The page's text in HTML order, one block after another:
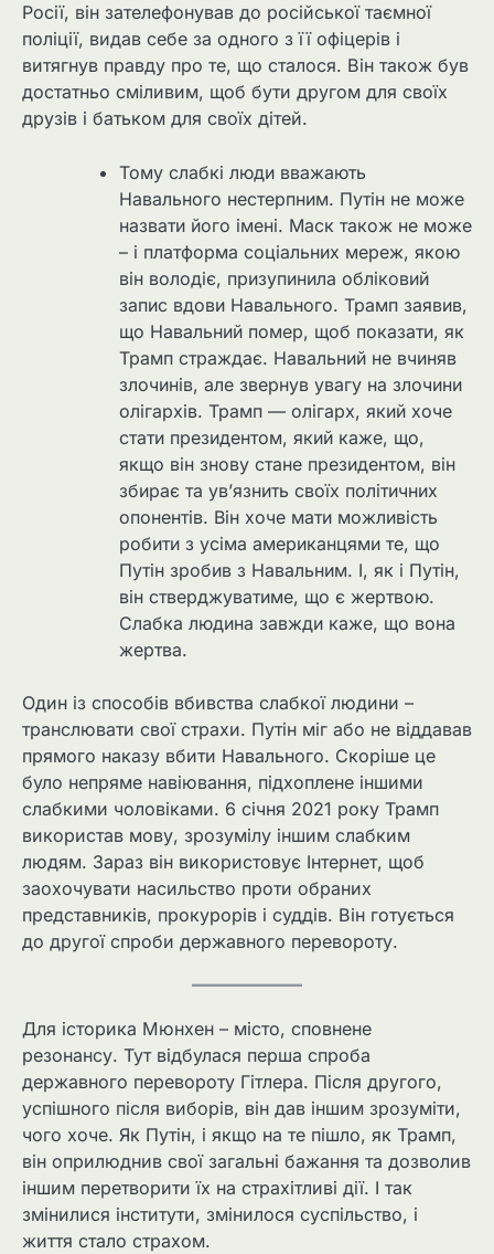
Росії, він зателефонував до російської таємної
поліції, видав себе за одного з її офіцерів і
витягнув правду про те, що сталося. Він також був
достатньо сміливим, щоб бути другом для своїх
друзів і батьком для своїх дітей.
Тому слабкі люди вважають
Навального нестерпним. Путін не може
назвати його імені. Маск також не може
– і платформа соціальних мереж, якою
він володіє, призупинила обліковий
запис вдови Навального. Трамп заявив,
що Навальний помер, щоб показати, як
Трамп страждає. Навальний не вчиняв
злочинів, але звернув увагу на злочини
олігархів. Трамп — олігарх, який хоче
стати президентом, який каже, що,
якщо він знову стане президентом, він
збирає та ув’язнить своїх політичних
опонентів. Він хоче мати можливість
робити з усіма американцями те, що
Путін зробив з Навальним. І, як і Путін,
він стверджуватиме, що є жертвою.
Слабка людина завжди каже, що вона
жертва.
Один із способів вбивства слабкої людини –
транслювати свої страхи. Путін міг або не віддавав
прямого наказу вбити Навального. Скоріше це
було непряме навіювання, підхоплене іншими
слабкими чоловіками. 6 січня 2021 року Трамп
використав мову, зрозумілу іншим слабким
людям. Зараз він використовує Інтернет, щоб
заохочувати насильство проти обраних
представників, прокурорів і суддів. Він готується
до другої спроби державного перевороту.
Для історика Мюнхен – місто, сповнене
резонансу. Тут відбулася перша спроба
державного перевороту Гітлера. Після другого,
успішного після виборів, він дав іншим зрозуміти,
чого хоче. Як Путін, і якщо на те пішло, як Трамп,
він оприлюднив свої загальні бажання та дозволив
іншим перетворити їх на страхітливі дії. І так
змінилися інститути, змінилося суспільство, і
життя стало страхом.